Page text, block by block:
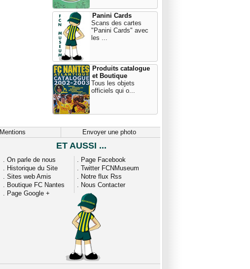
Panini Cards
Scans des cartes
"Panini Cards" avec
les ...
Produits catalogue
et Boutique
Tous les objets
officiels qui o...
Mentions Envoyer une photo
ET AUSSI ...
. On parle de nous
. Historique du Site
. Sites web Amis
. Boutique FC Nantes
. Page Google +
. Page Facebook
. Twitter FCNMuseum
. Notre flux Rss
. Nous Contacter